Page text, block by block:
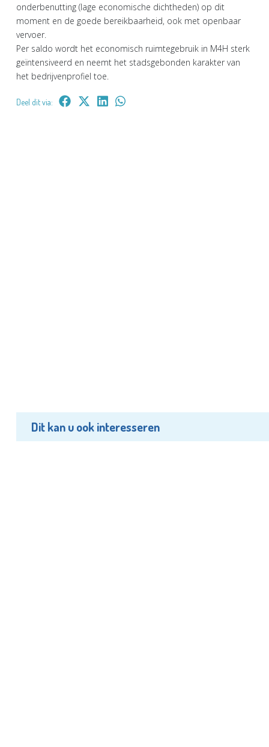
onderbenutting (lage economische dichtheden) op dit
moment en de goede bereikbaarheid, ook met openbaar
vervoer.
Per saldo wordt het economisch ruimtegebruik in M4H sterk
geïntensiveerd en neemt het stadsgebonden karakter van
het bedrijvenprofiel toe.
Deel dit via:
Dit kan u ook interesseren